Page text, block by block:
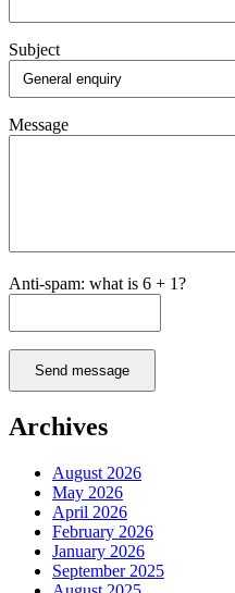
Subject
Message
Anti-spam: what is 6 + 1?
Send message
Archives
August 2026
May 2026
April 2026
February 2026
January 2026
September 2025